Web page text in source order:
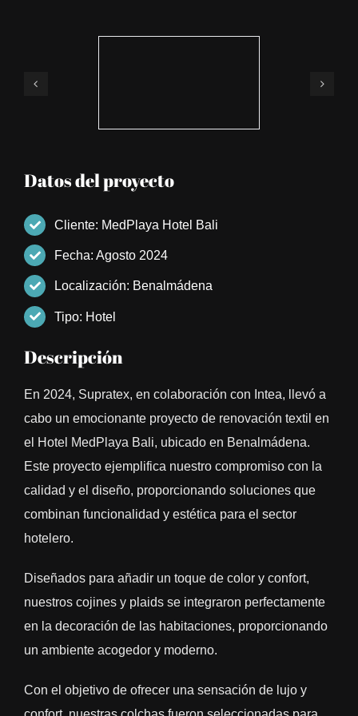
Datos del proyecto
Cliente: MedPlaya Hotel Bali
Fecha: Agosto 2024
Localización: Benalmádena
Tipo: Hotel
Descripción
En 2024, Supratex, en colaboración con Intea, llevó a
cabo un emocionante proyecto de renovación textil en
el Hotel MedPlaya Bali, ubicado en Benalmádena.
Este proyecto ejemplifica nuestro compromiso con la
calidad y el diseño, proporcionando soluciones que
combinan funcionalidad y estética para el sector
hotelero.
Diseñados para añadir un toque de color y confort,
nuestros cojines y plaids se integraron perfectamente
en la decoración de las habitaciones, proporcionando
un ambiente acogedor y moderno.
Con el objetivo de ofrecer una sensación de lujo y